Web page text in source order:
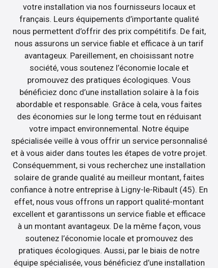
votre installation via nos fournisseurs locaux et
français. Leurs équipements d’importante qualité
nous permettent d’offrir des prix compétitifs. De fait,
nous assurons un service fiable et efficace à un tarif
avantageux. Pareillement, en choisissant notre
société, vous soutenez l’économie locale et
promouvez des pratiques écologiques. Vous
bénéficiez donc d’une installation solaire à la fois
abordable et responsable. Grâce à cela, vous faites
des économies sur le long terme tout en réduisant
votre impact environnemental. Notre équipe
spécialisée veille à vous offrir un service personnalisé
et à vous aider dans toutes les étapes de votre projet.
Conséquemment, si vous recherchez une installation
solaire de grande qualité au meilleur montant, faites
confiance à notre entreprise à Ligny-le-Ribault (45). En
effet, nous vous offrons un rapport qualité-montant
excellent et garantissons un service fiable et efficace
à un montant avantageux. De la même façon, vous
soutenez l’économie locale et promouvez des
pratiques écologiques. Aussi, par le biais de notre
équipe spécialisée, vous bénéficiez d’une installation